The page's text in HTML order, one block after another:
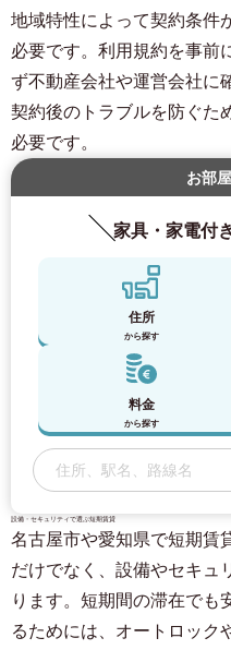
地域特性によって契約条件
必要です。利用規約を事前
ず不動産会社や運営会社に
契約後のトラブルを防ぐた
必要です。
お部
家具・家電付
住所
から探す
料金
から探す
設備・セキュリティで選ぶ短期賃貸
名古屋市や愛知県で短期賃
だけでなく、設備やセキュ
ります。短期間の滞在でも
るためには、オートロック